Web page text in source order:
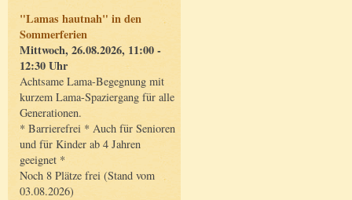
"Lamas hautnah" in den
Sommerferien
Mittwoch, 26.08.2026, 11:00 -
12:30 Uhr
Achtsame Lama-Begegnung mit
kurzem Lama-Spaziergang für alle
Generationen.
* Barrierefrei * Auch für Senioren
und für Kinder ab 4 Jahren
geeignet *
Noch 8 Plätze frei (Stand vom
03.08.2026)